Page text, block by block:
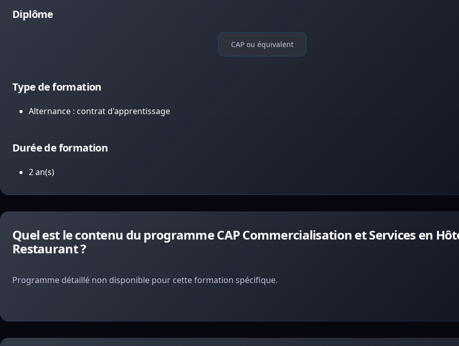
Diplôme
CAP ou équivalent
Type de formation
Alternance : contrat d'apprentissage
Durée de formation
2 an(s)
Quel est le contenu du programme CAP Commercialisation et Services en
Restaurant ?
Programme détaillé non disponible pour cette formation spécifique.